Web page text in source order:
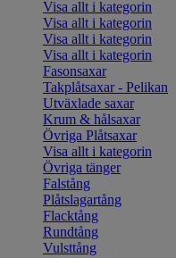
Visa allt i kategorin
Visa allt i kategorin
Visa allt i kategorin
Visa allt i kategorin
Fasonsaxar
Takplåtsaxar - Pelikan
Utväxlade saxar
Krum & hålsaxar
Övriga Plåtsaxar
Visa allt i kategorin
Övriga tänger
Falstång
Plåtslagartång
Flacktång
Rundtång
Vulsttång